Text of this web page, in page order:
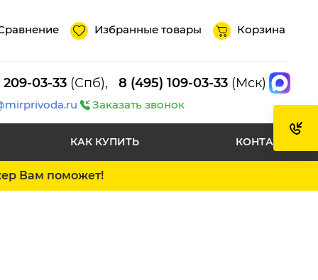
Избранные товары Корзина
209-03-33 (Спб), 8 (495) 109-03-33 (Мск)
Заказать звонок
КАК КУПИТЬ КОНТАКТЫ
Вам поможет!